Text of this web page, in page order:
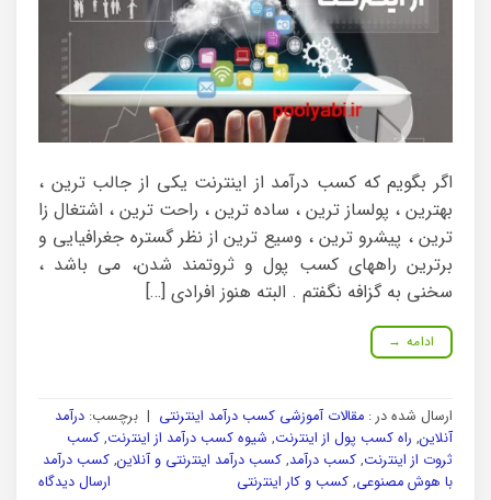
اگر بگویم که کسب درآمد از اینترنت یکی از جالب ترین ،
بهترین ، پولساز ترین ، ساده ترین ، راحت ترین ، اشتغال زا
ترین ، پیشرو ترین ، وسیع ترین از نظر گستره جغرافیایی و
برترین راههای کسب پول و ثروتمند شدن، می باشد ،
سخنی به گزافه نگفتم . البته هنوز افرادی […]
ادامه →
ارسال شده در : مقالات آموزشی کسب درآمد اینترنتی | برچسب: درآمد
آنلاین, راه کسب پول از اینترنت, شیوه کسب درآمد از اینترنت, کسب
ثروت از اینترنت, کسب درآمد, کسب درآمد اینترنتی و آنلاین, کسب درآمد
با هوش مصنوعی, کسب و کار اینترنتی ارسال دیدگاه